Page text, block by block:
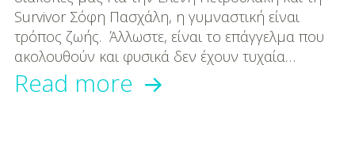
Survivor Σόφη Πασχάλη, η γυμναστική είναι
τρόπος ζωής. Άλλωστε, είναι το επάγγελμα που
ακολουθούν και φυσικά δεν έχουν τυχαία…
Read more Βίντεο: